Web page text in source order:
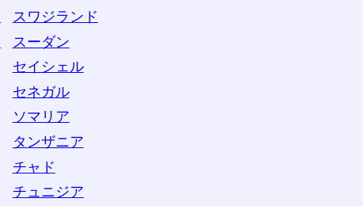
スワジランド
スーダン
セイシェル
セネガル
ソマリア
タンザニア
チャド
チュニジア